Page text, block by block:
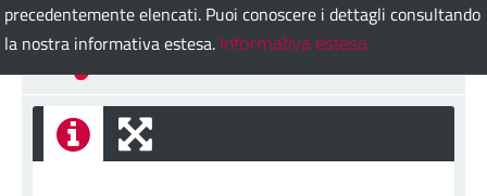
precedentemente elencati. Puoi conoscere i dettagli consultando
la nostra informativa estesa. Informativa estesa
Piazza Sedile